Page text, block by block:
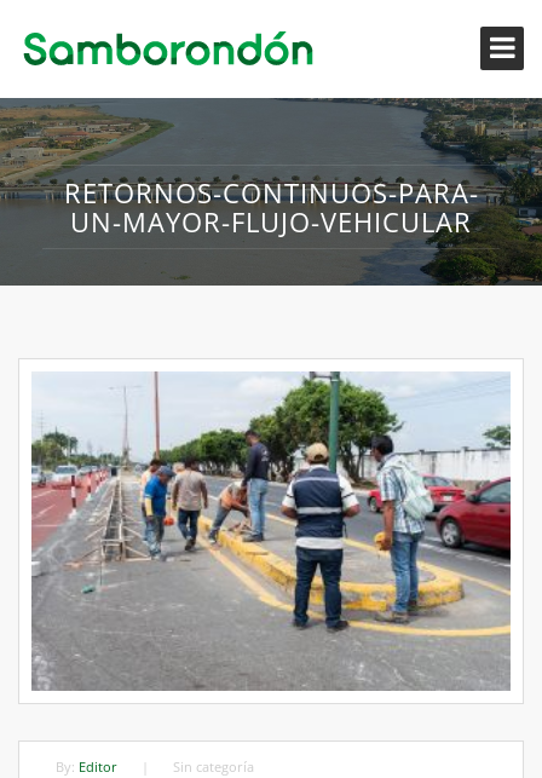
RETORNOS-CONTINUOS-PARA-
UN-MAYOR-FLUJO-VEHICULAR
By: Editor Sin categoría